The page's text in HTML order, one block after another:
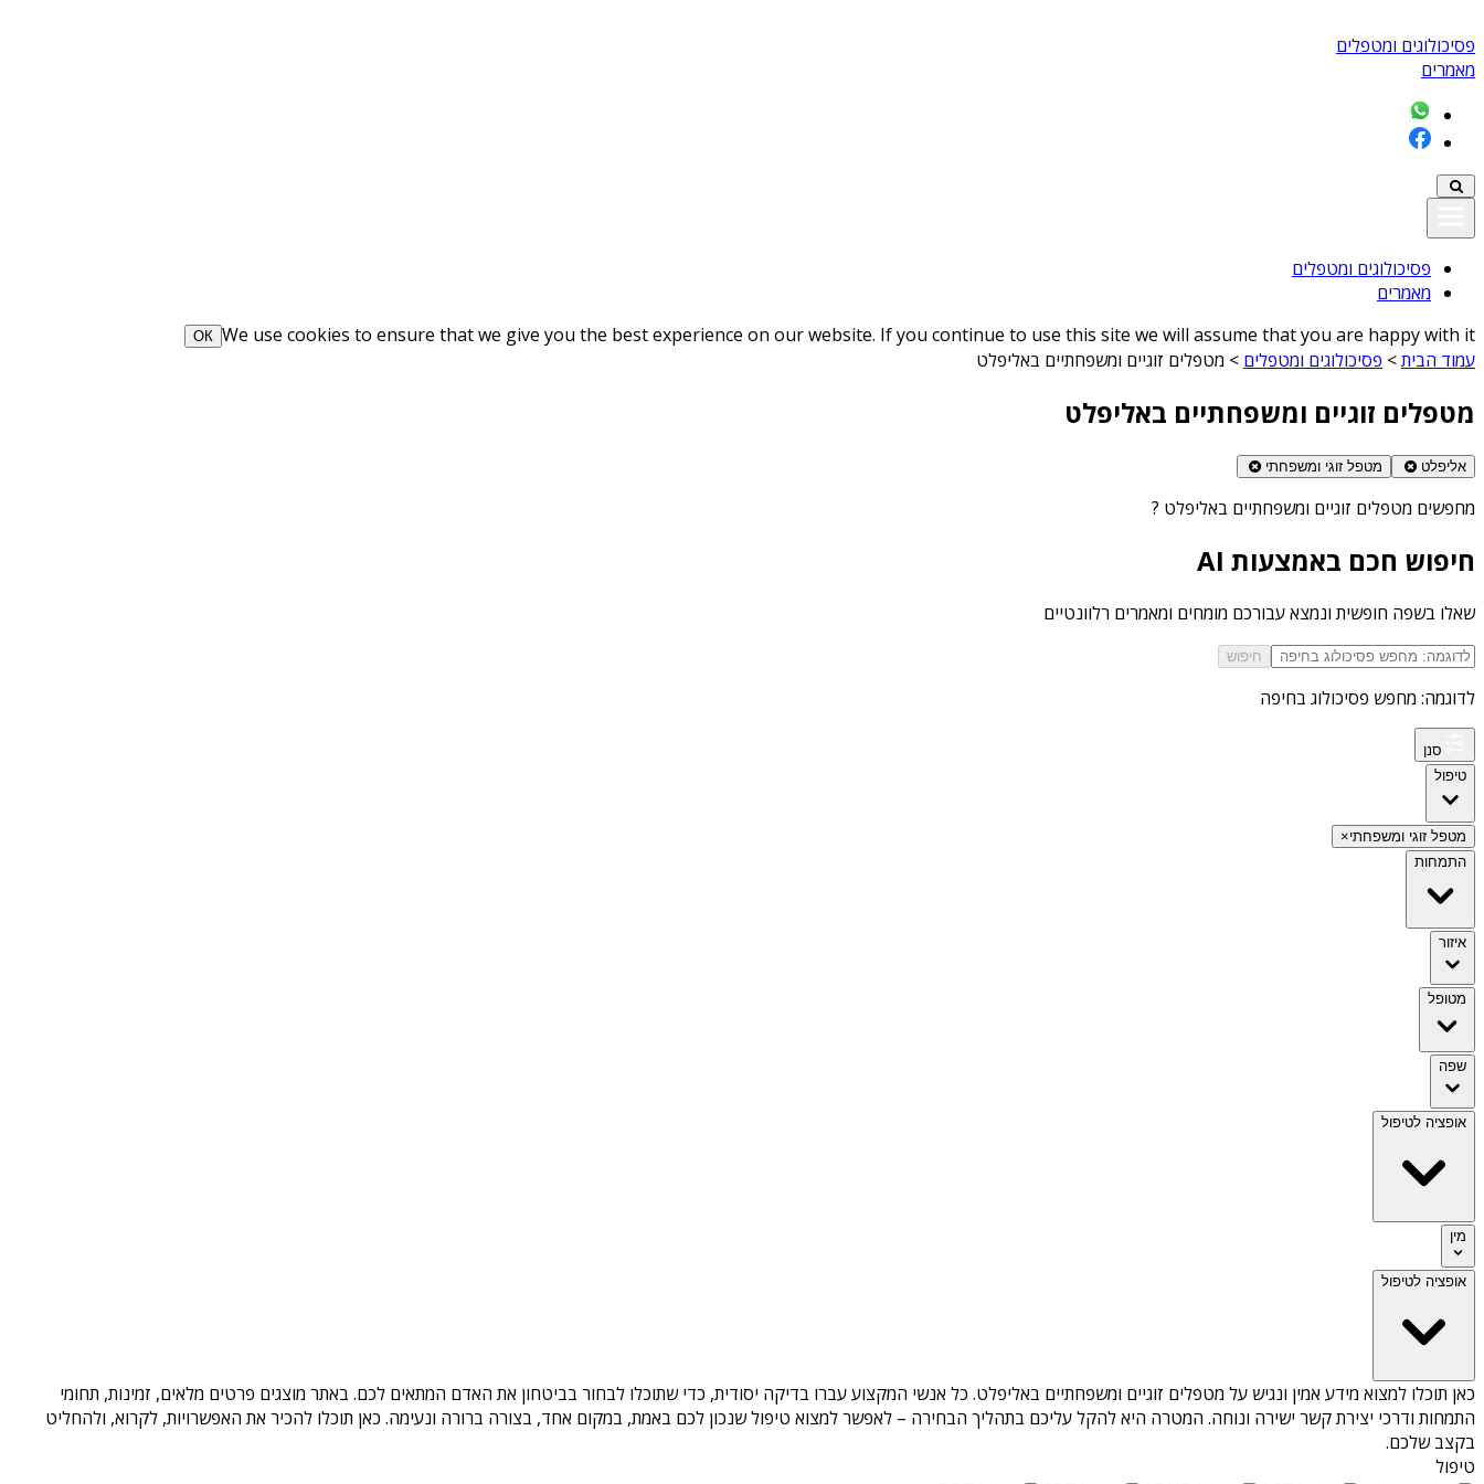
פסיכולוגים ומטפלים
מאמרים
פסיכולוגים ומטפלים
מאמרים
We use cookies to ensure that we give you the best experience on our website. If you continue to use this site we will assume that you are happy with it
ОК
עמוד הבית> פסיכולוגים ומטפלים > מטפלים זוגיים ומשפחתיים באליפלט
מטפלים זוגיים ומשפחתיים באליפלט
אליפלט מטפל זוגי ומשפחתי
מחפשים מטפלים זוגיים ומשפחתיים באליפלט ?
חיפוש חכם באמצעות AI
שאלו בשפה חופשית ונמצא עבורכם מומחים ומאמרים רלוונטיים
חיפוש
לדוגמה: מחפש פסיכולוג בחיפה
סנן
טיפול
מטפל זוגי ומשפחתי×
התמחות
איזור
מטופל
שפה
אופציה לטיפול
מין
אופציה לטיפול
כאן תוכלו למצוא מידע אמין ונגיש על מטפלים זוגיים ומשפחתיים באליפלט. כל אנשי המקצוע עברו בדיקה יסודית, כדי שתוכלו לבחור בביטחון את האדם המתאים לכם. באתר מוצגים פרטים מלאים, זמינות, תחומי
התמחות ודרכי יצירת קשר ישירה ונוחה. המטרה היא להקל עליכם בתהליך הבחירה – לאפשר למצוא טיפול שנכון לכם באמת, במקום אחד, בצורה ברורה ונעימה. כאן תוכלו להכיר את האפשרויות, לקרוא, ולהחליט
בקצב שלכם.
טיפול